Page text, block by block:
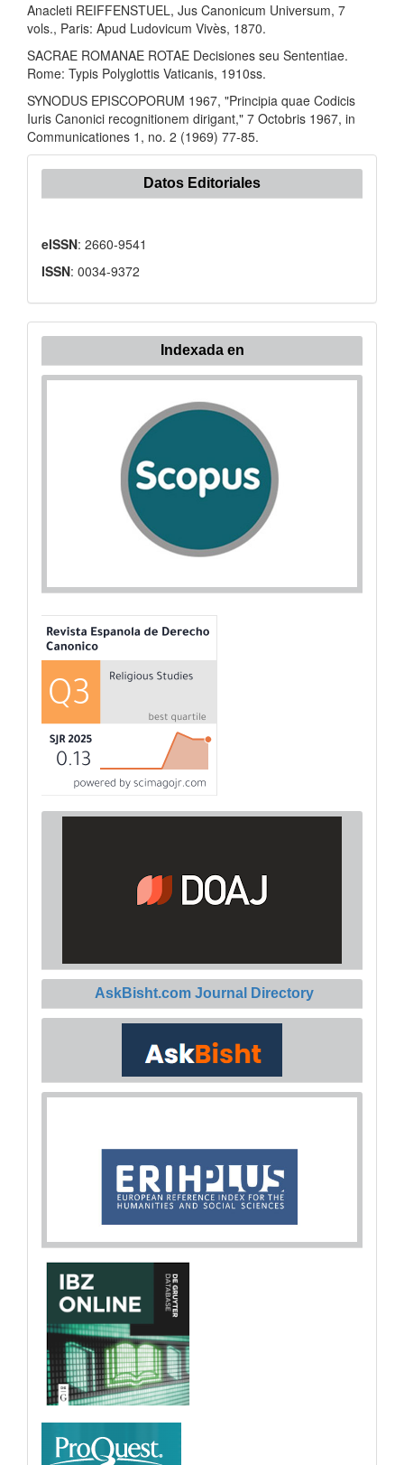
Anacleti REIFFENSTUEL, Jus Canonicum Universum, 7
vols., Paris: Apud Ludovicum Vivès, 1870.
SACRAE ROMANAE ROTAE Decisiones seu Sententiae.
Rome: Typis Polyglottis Vaticanis, 1910ss.
SYNODUS EPISCOPORUM 1967, "Principia quae Codicis
Iuris Canonici recognitionem dirigant," 7 Octobris 1967, in
Communicationes 1, no. 2 (1969) 77-85.
Datos Editoriales
eISSN: 2660-9541
ISSN: 0034-9372
Indexada
Indexada en
AskBisht.com Journal Directory